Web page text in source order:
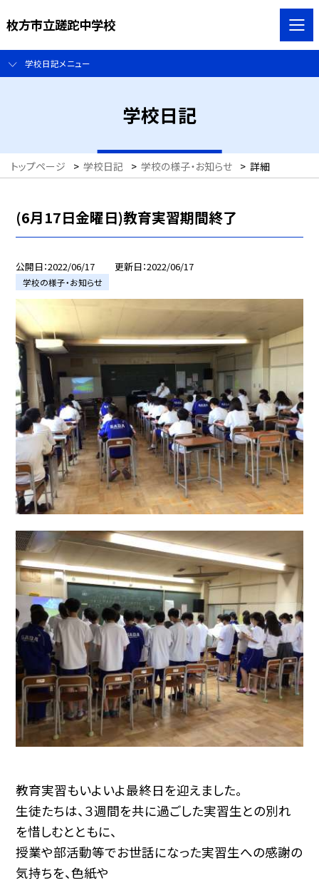
枚方市立蹉跎中学校
学校日記メニュー
学校日記
トップページ > 学校日記 > 学校の様子・お知らせ > 詳細
(6月17日金曜日)教育実習期間終了
公開日 2022/06/17 更新日 2022/06/17
学校の様子・お知らせ
教育実習もいよいよ最終日を迎えました。
生徒たちは、３週間を共に過ごした実習生との別れ
を惜しむとともに、
授業や部活動等でお世話になった実習生への感謝の
気持ちを、色紙や